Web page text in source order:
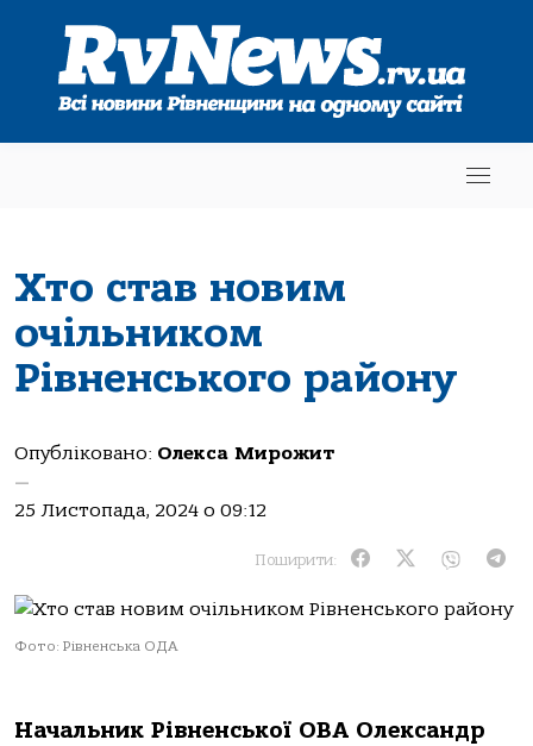
Хто став новим
очільником
Рівненського району
Опубліковано: Олекса Мирожит
—
25 Листопада, 2024 о 09:12
Поширити:
Фото: Рівненська ОДА
Начальник Рівненської ОВА Олександр